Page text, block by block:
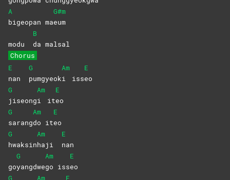
A
bigeopan ma
G#m
eum
modu
B
da malsal
Chorus
E
nan
G
pumgyeok
Am
i
iss
E
eo
G
jiseong
Am
i
it
E
eo
G
sarang
Am
do it
E
eo
G
hwaksin
Am
haji
E
nan
go
G
yangdwe
Am
go iss
E
eo
G
Am E